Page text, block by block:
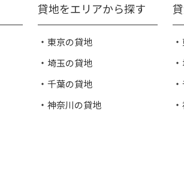
貸地をエリアから探す
東京の貸地
埼玉の貸地
千葉の貸地
神奈川の貸地